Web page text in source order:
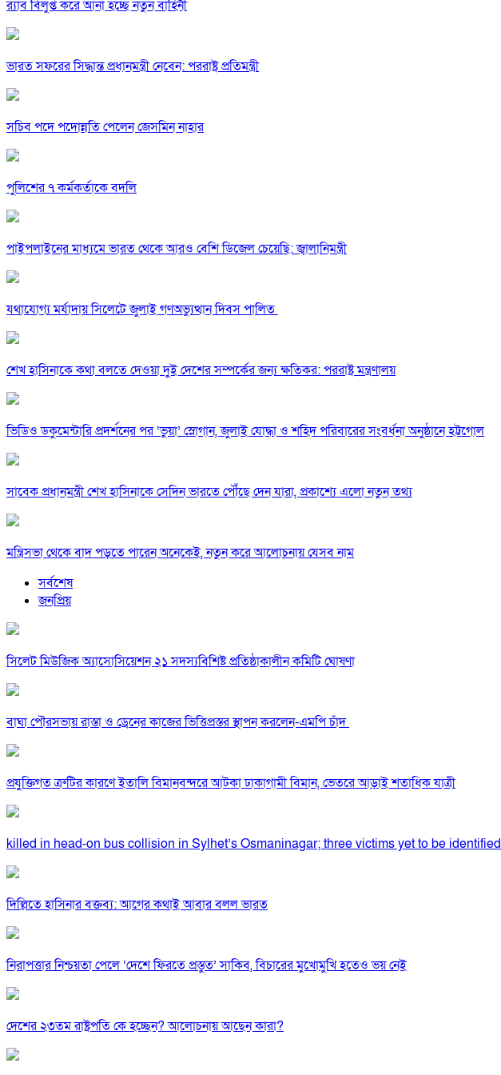
র‍্যাব বিলুপ্ত করে আনা হচ্ছে নতুন বাহিনী
ভারত সফরের সিদ্ধান্ত প্রধানমন্ত্রী নেবেন: পররাষ্ট্র প্রতিমন্ত্রী
সচিব পদে পদোন্নতি পেলেন জেসমিন নাহার
পুলিশের ৭ কর্মকর্তাকে বদলি
পাইপলাইনের মাধ্যমে ভারত থেকে আরও বেশি ডিজেল চেয়েছি: জ্বালানিমন্ত্রী
যথাযোগ্য মর্যাদায় সিলেটে জুলাই গণঅভ্যুত্থান দিবস পালিত
শেখ হাসিনাকে কথা বলতে দেওয়া দুই দেশের সম্পর্কের জন্য ক্ষতিকর: পররাষ্ট্র মন্ত্রণালয়
ভিডিও ডকুমেন্টারি প্রদর্শনের পর ‘ভুয়া’ স্লোগান, জুলাই যোদ্ধা ও শহিদ পরিবারের সংবর্ধনা অনুষ্ঠানে হট্টগোল
সাবেক প্রধানমন্ত্রী শেখ হাসিনাকে সেদিন ভারতে পৌঁছে দেন যারা, প্রকাশ্যে এলো নতুন তথ্য
মন্ত্রিসভা থেকে বাদ পড়তে পারেন অনেকেই, নতুন করে আলোচনায় যেসব নাম
সর্বশেষ
জনপ্রিয়
সিলেট মিউজিক অ্যাসোসিয়েশন ২১ সদস্যবিশিষ্ট প্রতিষ্ঠাকালীন কমিটি ঘোষণা
বাঘা পৌরসভায় রাস্তা ও ড্রেনের কাজের ভিত্তিপ্রস্তর স্থাপন করলেন-এমপি চাঁদ
প্রযুক্তিগত ত্রুটির কারণে ইতালি বিমানবন্দরে আটকা ঢাকাগামী বিমান, ভেতরে আড়াই শতাধিক যাত্রী
killed in head-on bus collision in Sylhet’s Osmaninagar; three victims yet to be identified
দিল্লিতে হাসিনার বক্তব্য: আগের কথাই আবার বলল ভারত
নিরাপত্তার নিশ্চয়তা পেলে ‘দেশে ফিরতে প্রস্তুত’ সাকিব, বিচারের মুখোমুখি হতেও ভয় নেই
দেশের ২৩তম রাষ্ট্রপতি কে হচ্ছেন? আলোচনায় আছেন কারা?